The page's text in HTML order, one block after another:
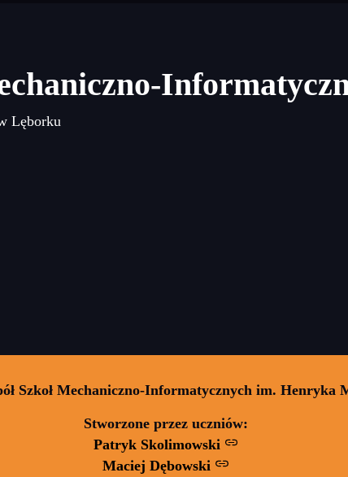
Lęborku
Szkoł Mechaniczno-Informatycznych im. Henryka
Stworzone przez uczniów:
Patryk Skolimowski
Maciej Dębowski